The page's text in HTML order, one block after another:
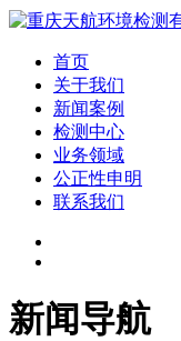
首页
关于我们
新闻案例
检测中心
业务领域
公正性申明
联系我们
新闻导航